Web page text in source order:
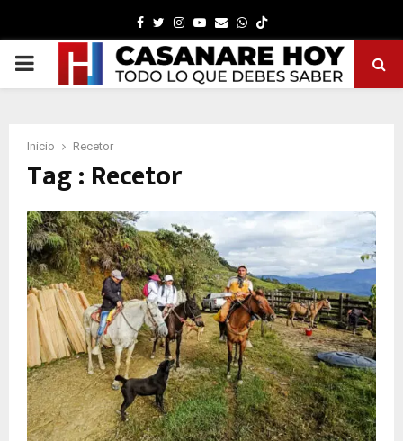
Facebook
TwitterInstagram
Youtube
EmailWhatsapp
PRIMARY
Inicio Recetor
Tag : Recetor